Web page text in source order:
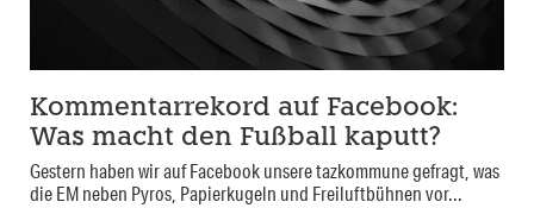
Kommentarrekord auf Facebook:
Was macht den Fußball kaputt?
Gestern haben wir auf Facebook unsere tazkommune gefragt, was
die EM neben Pyros, Papierkugeln und Freiluftbühnen vor...